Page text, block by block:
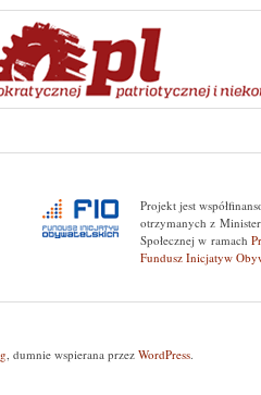
Projekt jest
otrzymanych z
Społecznej w ramach
Fundusz Inicjatyw
, dumnie wspierana przez WordPress.